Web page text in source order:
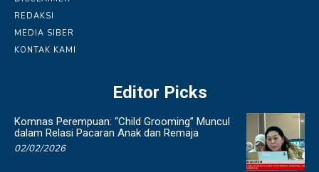
REDAKSI
MEDIA SIBER
KONTAK KAMI
Editor Picks
Komnas Perempuan: “Child Grooming” Muncul
dalam Relasi Pacaran Anak dan Remaja
02/02/2026